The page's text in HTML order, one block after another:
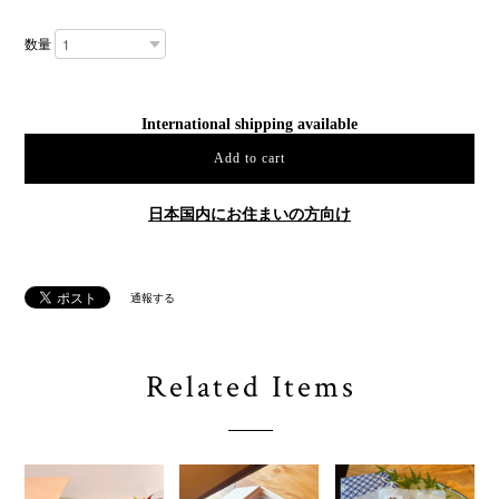
数量
International shipping available
Add to cart
日本国内にお住まいの方向け
通報する
Related Items